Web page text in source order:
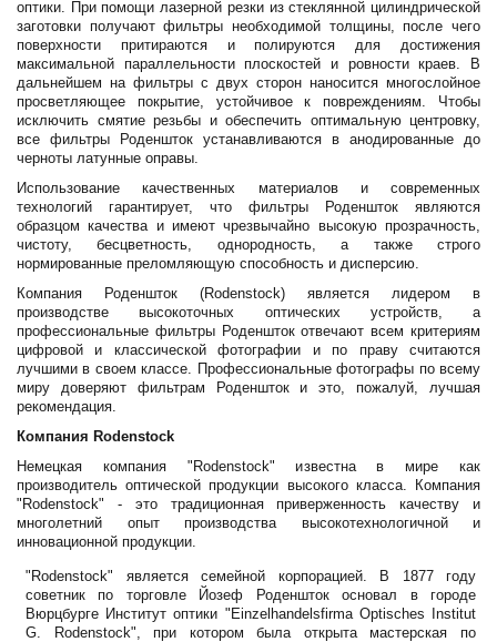
оптики. При помощи лазерной резки из стеклянной цилиндрической
заготовки получают фильтры необходимой толщины, после чего
поверхности притираются и полируются для достижения
максимальной параллельности плоскостей и ровности краев. В
дальнейшем на фильтры с двух сторон наносится многослойное
просветляющее покрытие, устойчивое к повреждениям. Чтобы
исключить смятие резьбы и обеспечить оптимальную центровку,
все фильтры Роденшток устанавливаются в анодированные до
черноты латунные оправы.
Использование качественных материалов и современных
технологий гарантирует, что фильтры Роденшток являются
образцом качества и имеют чрезвычайно высокую прозрачность,
чистоту, бесцветность, однородность, а также строго
нормированные преломляющую способность и дисперсию.
Компания Роденшток (Rodenstock) является лидером в
производстве высокоточных оптических устройств, а
профессиональные фильтры Роденшток отвечают всем критериям
цифровой и классической фотографии и по праву считаются
лучшими в своем классе. Профессиональные фотографы по всему
миру доверяют фильтрам Роденшток и это, пожалуй, лучшая
рекомендация.
Компания Rodenstock
Немецкая компания "Rodenstock" известна в мире как
производитель оптической продукции высокого класса. Компания
"Rodenstock" - это традиционная приверженность качеству и
многолетний опыт производства высокотехнологичной и
инновационной продукции.
"Rodenstock" является семейной корпорацией. В 1877 году
советник по торговле Йозеф Роденшток основал в городе
Вюрцбурге Институт оптики "Einzelhandelsfirma Optisches Institut
G. Rodenstock", при котором была открыта мастерская по